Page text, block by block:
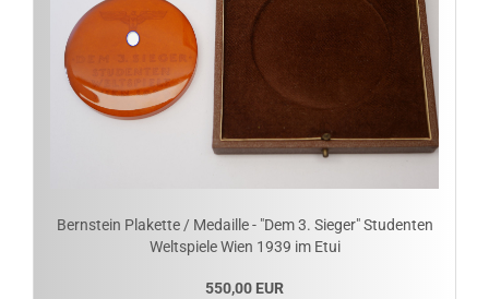
Bernstein Plakette / Medaille - "Dem 3. Sieger" Studenten
Weltspiele Wien 1939 im Etui
550,00 EUR